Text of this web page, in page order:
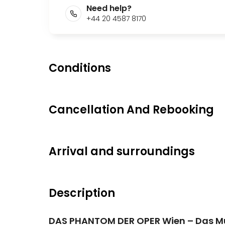
Need help?
+44 20 4587 8170
Conditions
Cancellation And Rebooking
Arrival and surroundings
Description
DAS PHANTOM DER OPER Wien – Das